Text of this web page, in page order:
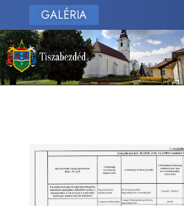
GALÉRIA